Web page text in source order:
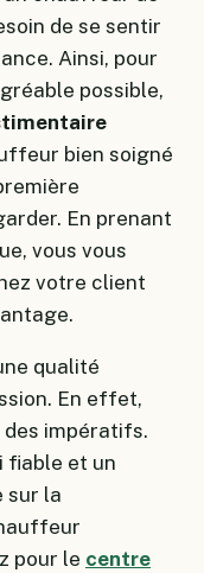
de se sentir
Ainsi, pour
possible,
bien soigné
En prenant
vous vous
votre client
qualité
En effet,
impératifs.
fiable et un
sur la
pour le centre